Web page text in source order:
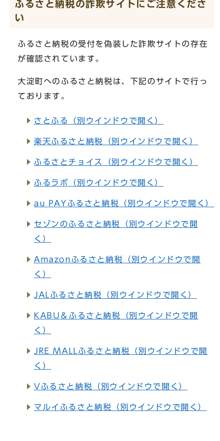
ふるさと納税の詐欺サイトにご注意くださ
い
ふるさと納税の受付を偽装した詐欺サイトの存在
が確認されています。
大淀町へのふるさと納税は、下記のサイトで行っ
ております。
さとふる （別ウインドウで開く）
楽天ふるさと納税 （別ウインドウで開く）
ふるさとチョイス （別ウインドウで開く）
ふるラボ （別ウインドウで開く）
au PAYふるさと納税 （別ウインドウで開く）
セゾンのふるさと納税
（別ウインドウで開
く）
Amazonふるさと納税
（別ウインドウで開
く）
JALふるさと納税 （別ウインドウで開く）
KABU＆ふるさと納税
（別ウインドウで開
く）
JRE MALLふるさと納税
（別ウインドウで開
く）
Vふるさと納税 （別ウインドウで開く）
マルイふるさと納税 （別ウインドウで開く）